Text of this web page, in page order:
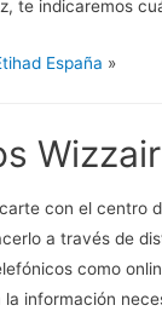
te indicaremos
España »
Wizzair
con el centro
a través de
como
información